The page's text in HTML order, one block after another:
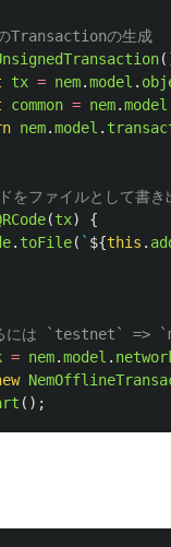
Transactionの生成
tx = nem.model .
common = nem.model
nem.model .
をファイルとして書き
(tx)
{
. toFile( ` ${this .
には `testnet` =>
= nem.model .
();